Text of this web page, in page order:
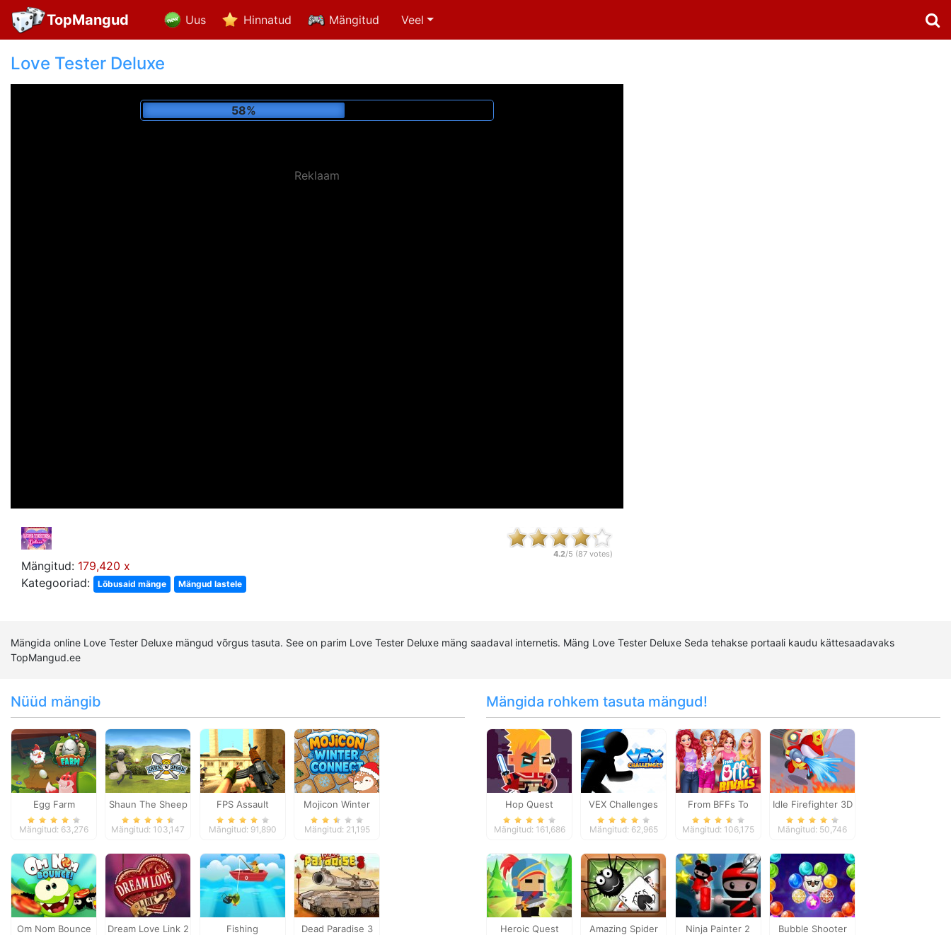
TopMangud Uus Hinnatud Mängitud Veel
Love Tester Deluxe
68%
Reklaam
Mängitud: 179,420 x
Kategooriad:
Lõbusaid mänge Mängud lastele
4.2/5 (87votes)
Mängida online Love Tester Deluxe mängud võrgus tasuta. See on parim Love Tester Deluxe mäng saadaval internetis. Mäng Love Tester Deluxe Seda tehakse portaali kaudu kättesaadavaks
TopMangud.ee
Nüüd mängib
Egg Farm
Mängitud: 63,276
Shaun The Sheep
Chick n Spoon
Mängitud: 103,147
FPS Assault
Shooter
Mängitud: 91,890
Mojicon Winter
Connect
Mängitud: 21,195
Om Nom Bounce Dream Love Link 2 Fishing Dead Paradise 3
Mängida rohkem tasuta mängud!
Hop Quest
Mängitud: 161,686
VEX Challenges
Mängitud: 62,965
From BFFs To
Rivals
Mängitud: 106,175
Idle Firefighter 3D
Mängitud: 50,746
Heroic Quest
Amazing Spider
Ninja Painter 2
Bubble Shooter